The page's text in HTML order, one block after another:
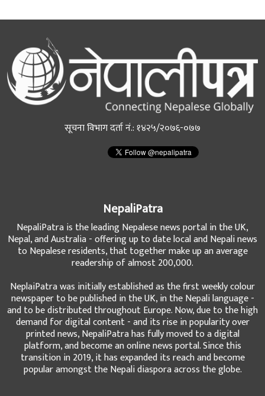
सूचना विभाग दर्ता नं.: १४२५/२०७६-०७७
NepaliPatra
NepaliPatra is the leading Nepalese news portal in the UK,
Nepal, and Australia - offering up to date local and Nepali news
to Nepalese residents, that together make up an average
readership of almost 200,000.
NeplaiPatra was initially established as the first weekly colour
newspaper to be published in the UK, in the Nepali language -
and to be distributed throughout Europe. Now, due to the high
demand for digital content - and its rise in popularity over
printed news, NepaliPatra has fully moved to a digital
platform, and become an online news portal. Since this
transition in 2019, it has expanded its reach and become
popular amongst the Nepali diaspora across the globe.